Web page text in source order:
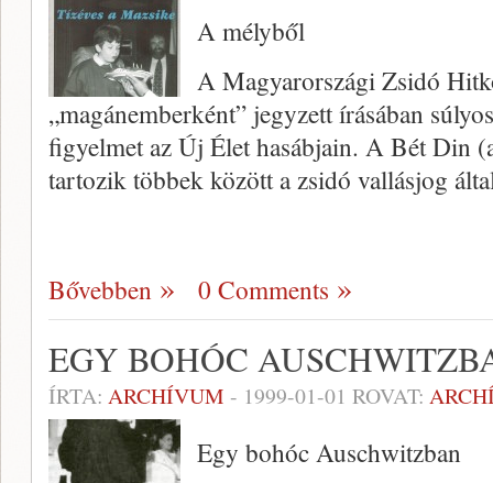
A mélyből
A Magyarországi Zsidó
„magánember­ként” jegyzett írásában
figyelmet az Új Élet hasábjain. A Bét Din
tartozik többek kö­zött a zsidó vallásjog
Bővebben 0 Comments
EGY BOHÓC
ÍRTA: ARCHÍVUM - 1999-01-01 ROVAT:
Egy bohóc Auschwitzban